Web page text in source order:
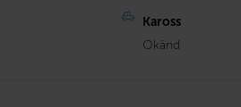
Kaross
Okänd